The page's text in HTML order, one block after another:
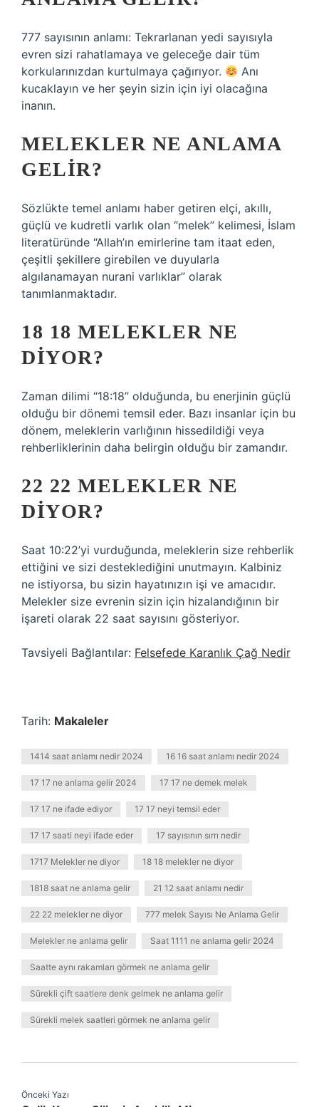
777 sayısının anlamı: Tekrarlanan yedi sayısıyla
evren sizi rahatlamaya ve geleceğe dair tüm
korkularınızdan kurtulmaya çağırıyor.
Anı
kucaklayın ve her şeyin sizin için iyi olacağına
inanın.
MELEKLER NE ANLAMA
GELIR?
Sözlükte temel anlamı haber getiren elçi, akıllı,
güçlü ve kudretli varlık olan “melek” kelimesi, İslam
literatüründe “Allah’ın emirlerine tam itaat eden,
çeşitli şekillere girebilen ve duyularla
algılanamayan nurani varlıklar” olarak
tanımlanmaktadır.
18 18 MELEKLER NE
DIYOR?
Zaman dilimi “18:18” olduğunda, bu enerjinin güçlü
olduğu bir dönemi temsil eder. Bazı insanlar için bu
dönem, meleklerin varlığının hissedildiği veya
rehberliklerinin daha belirgin olduğu bir zamandır.
22 22 MELEKLER NE
DIYOR?
Saat 10:22’yi vurduğunda, meleklerin size rehberlik
ettiğini ve sizi desteklediğini unutmayın. Kalbiniz
ne istiyorsa, bu sizin hayatınızın işi ve amacıdır.
Melekler size evrenin sizin için hizalandığının bir
işareti olarak 22 saat sayısını gösteriyor.
Tavsiyeli Bağlantılar: Felsefede Karanlık Çağ Nedir
Tarih: Makaleler
1414 saat anlamı nedir 2024 16 16 saat anlamı nedir 2024
17 17 ne anlama gelir 2024 17 17 ne demek melek
17 17 ne ifade ediyor 17 17 neyi temsil eder
17 17 saati neyi ifade eder 17 sayısının sırrı nedir
1717 Melekler ne diyor 18 18 melekler ne diyor
1818 saat ne anlama gelir 21 12 saat anlamı nedir
22 22 melekler ne diyor 777 melek Sayısı Ne Anlama Gelir
Melekler ne anlama gelir Saat 1111 ne anlama gelir 2024
Saatte aynı rakamları görmek ne anlama gelir
Sürekli çift saatlere denk gelmek ne anlama gelir
Sürekli melek saatleri görmek ne anlama gelir
Önceki Yazı